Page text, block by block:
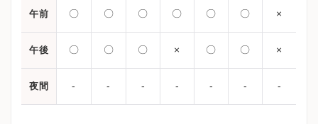
午前 〇 〇 〇 〇 〇 〇 ×
午後 〇 〇 〇 × 〇 〇 ×
夜間 - - - - - - -